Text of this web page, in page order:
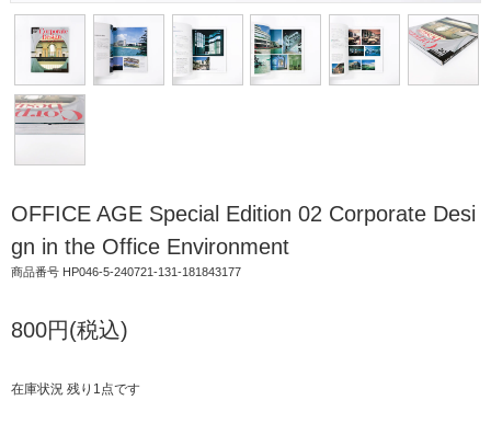
OFFICE AGE Special Edition 02 Corporate Desi
gn in the Office Environment
商品番号 HP046-5-240721-131-181843177
800円(税込)
在庫状況 残り1点です